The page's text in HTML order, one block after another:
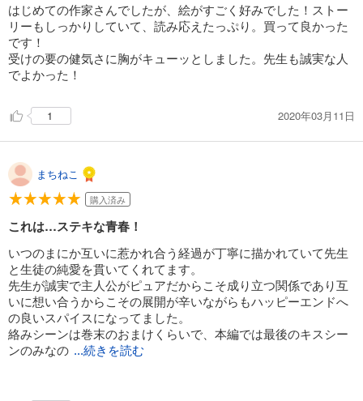
はじめての作家さんでしたが、絵がすごく好みでした！ストー
リーもしっかりしていて、読み応えたっぷり。買って良かった
です！
受けの要の健気さに胸がキューッとしました。先生も誠実な人
でよかった！
1 2020年03月11日
まちねこ
購入済み
これは…ステキな青春！
いつのまにか互いに惹かれ合う経過が丁寧に描かれていて先生
と生徒の純愛を貫いてくれてます。
先生が誠実で主人公がピュアだからこそ成り立つ関係であり互
いに想い合うからこその展開が辛いながらもハッピーエンドへ
の良いスパイスになってました。
絡みシーンは巻末のおまけくらいで、本編では最後のキスシー
ンのみなの ...続きを読む